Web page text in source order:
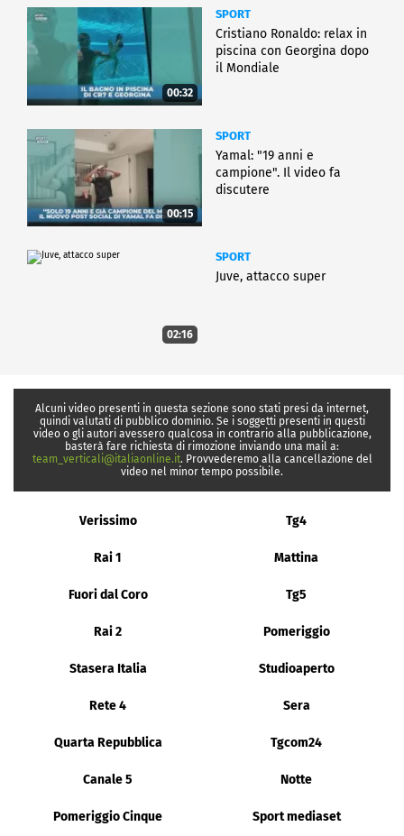
00:32
SPORT
Cristiano Ronaldo: relax in
piscina con Georgina dopo
il Mondiale
00:15
SPORT
Yamal: "19 anni e
campione". Il video fa
discutere
02:16
SPORT
Juve, attacco super
Alcuni video presenti in questa sezione sono stati presi da internet,
quindi valutati di pubblico dominio. Se i soggetti presenti in questi
video o gli autori avessero qualcosa in contrario alla pubblicazione,
basterà fare richiesta di rimozione inviando una mail a:
team_verticali@italiaonline.it. Provvederemo alla cancellazione del
video nel minor tempo possibile.
Verissimo Tg4
Rai 1 Mattina
Fuori dal Coro Tg5
Rai 2 Pomeriggio
Stasera Italia Studioaperto
Rete 4 Sera
Quarta Repubblica Tgcom24
Canale 5 Notte
Pomeriggio Cinque Sport mediaset